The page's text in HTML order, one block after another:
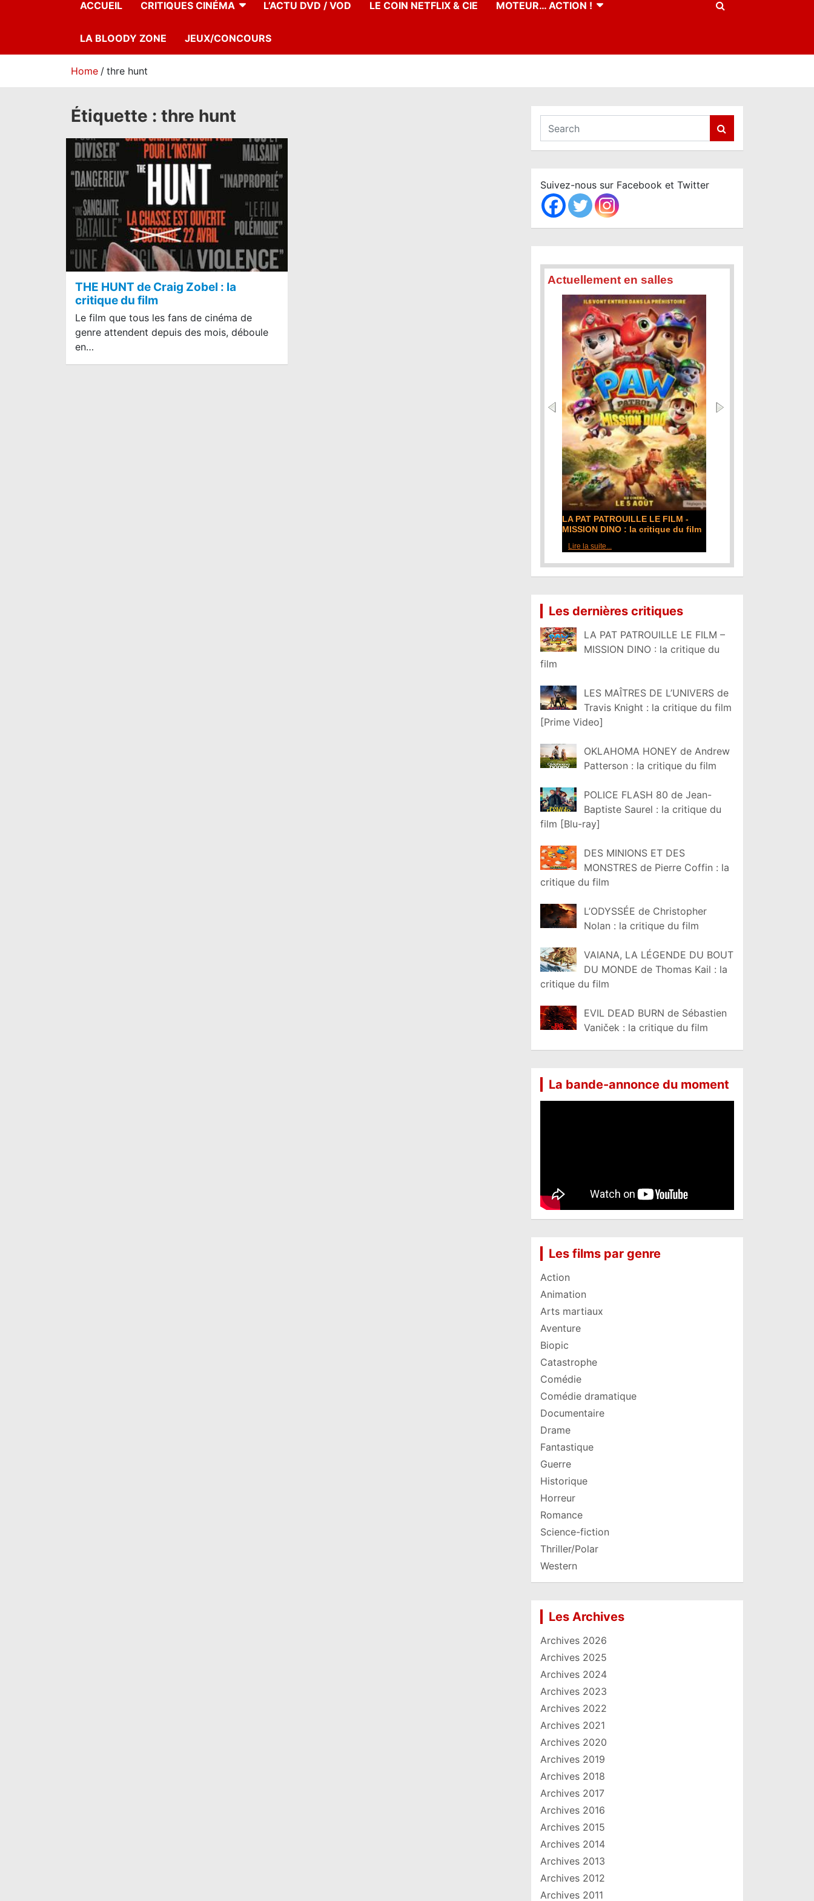
ACCUEIL CRITIQUES CINÉMA L’ACTU DVD / VOD LE COIN NETFLIX & CIE MOTEUR… ACTION !
LA BLOODY ZONE JEUX/CONCOURS
Home thre hunt
Étiquette : thre hunt
THE HUNT de Craig Zobel : la
critique du film
Le film que tous les fans de cinéma de
genre attendent depuis des mois, déboule
en…
a
c
h
Suivez-nous sur Facebook et Twitter
Actuellement en salles
LA PAT PATROUILLE LE FILM -
MISSION DINO : la critique du film
Lire la suite...
Les dernières critiques
LA PAT PATROUILLE LE FILM –
MISSION DINO : la critique du
film
LES MAÎTRES DE L’UNIVERS de
Travis Knight : la critique du film
[Prime Video]
OKLAHOMA HONEY de Andrew
Patterson : la critique du film
POLICE FLASH 80 de Jean-
Baptiste Saurel : la critique du
film [Blu-ray]
DES MINIONS ET DES
MONSTRES de Pierre Coffin : la
critique du film
L’ODYSSÉE de Christopher
Nolan : la critique du film
VAIANA, LA LÉGENDE DU BOUT
DU MONDE de Thomas Kail : la
critique du film
EVIL DEAD BURN de Sébastien
Vaniček : la critique du film
La bande-annonce du moment
Les films par genre
Action
Animation
Arts martiaux
Aventure
Biopic
Catastrophe
Comédie
Comédie dramatique
Documentaire
Drame
Fantastique
Guerre
Historique
Horreur
Romance
Science-fiction
Thriller/Polar
Western
Les Archives
Archives 2026
Archives 2025
Archives 2024
Archives 2023
Archives 2022
Archives 2021
Archives 2020
Archives 2019
Archives 2018
Archives 2017
Archives 2016
Archives 2015
Archives 2014
Archives 2013
Archives 2012
Archives 2011